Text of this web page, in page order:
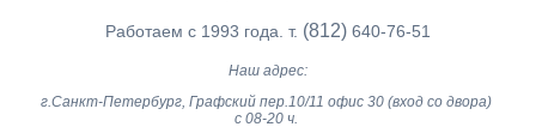
Работаем с 1993 года. т. (812) 640-76-51
Наш адрес:
г.Санкт-Петербург, Графский пер.10/11 офис 30 (вход со двора)
с 08-20 ч.